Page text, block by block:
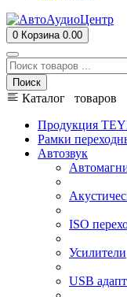
0 Корзина 0.00
Поиск
Каталог товаров
Продукция
Рамки
Автозвук
ISO
Усилители
USB